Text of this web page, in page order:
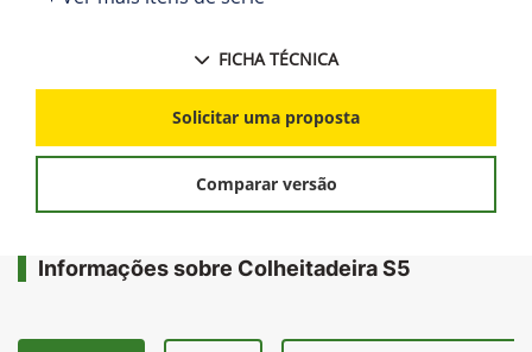
FICHA TÉCNICA
Solicitar uma proposta
Comparar versão
Informações sobre Colheitadeira S5